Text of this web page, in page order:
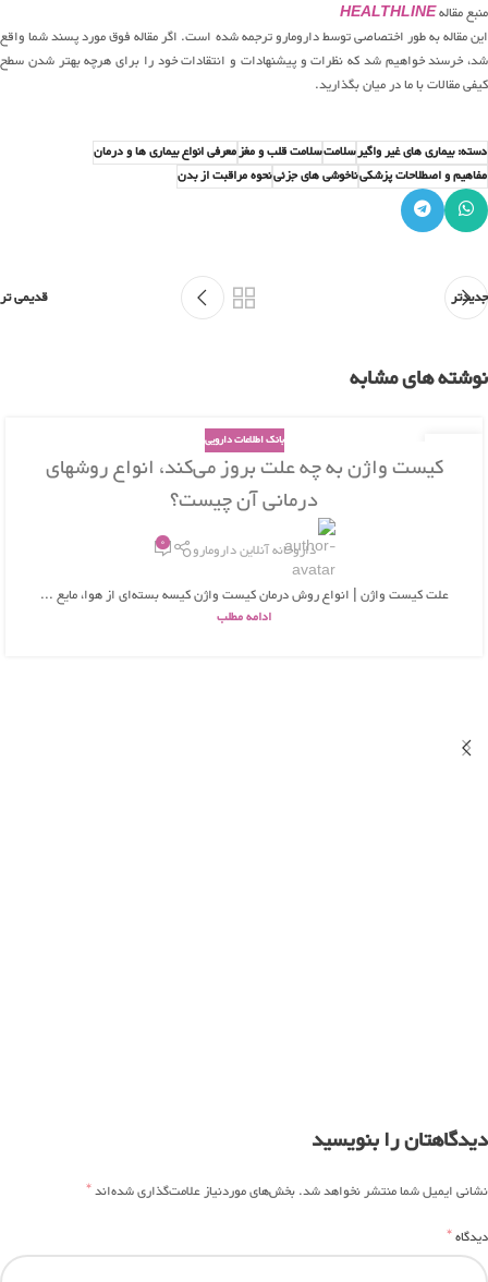
منبع مقالهHEALTHLINE
این مقاله به طور اختصاصی توسط دارومارو ترجمه شده است. اگر مقاله فوق مورد پسند شما واقع
شد، خرسند خواهیم شد که نظرات و پیشنهادات و انتقادات خود را برای هرچه بهتر شدن سطح
کیفی مقالات با ما در میان بگذارید.
دسته: بیماری های غیر واگیرسلامتسلامت قلب و مغزمعرفی انواع بیماری ها و درمان
مفاهیم و اصطلاحات پزشکیناخوشی های جزئینحوه مراقبت از بدن
جدیدتر قدیمی تر
نوشته های مشابه
26
بانک اطلاعات دارویی
کیست واژن به چه علت بروز می‌کند، انواع روشهای
درمانی آن چیست؟
داروخانه آنلاین دارومارو 0
علت کیست واژن | انواع روش درمان کیست واژن کیسه بسته‌ای از هوا، مایع ...
ادامه مطلب
دیدگاهتان را بنویسید
نشانی ایمیل شما منتشر نخواهد شد.بخش‌های موردنیاز علامت‌گذاری شده‌اند*
دیدگاه*